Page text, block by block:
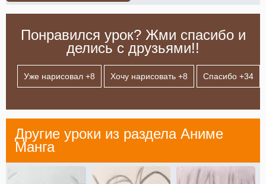
Понравился урок? Жми спасибо и
делись с друзьями!!
Уже нарисовал +8 Хочу нарисовать +8 Спасибо +34
Другие уроки из раздела Аниме
Манга